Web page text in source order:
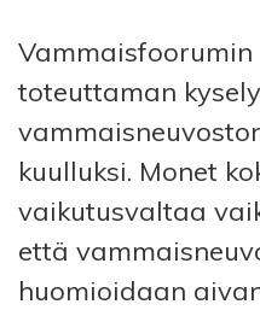
Vammaisfoorumin
toteuttaman
kuulluksi. Monet
vaikutusvaltaa
että
huomioidaan